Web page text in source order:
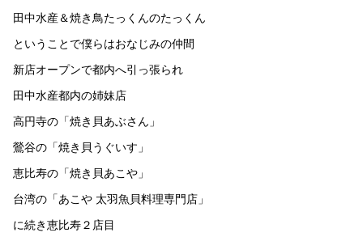
田中水産＆焼き鳥たっくんのたっくん
ということで僕らはおなじみの仲間
新店オープンで都内へ引っ張られ
田中水産都内の姉妹店
高円寺の「焼き貝あぶさん」
鶯谷の「焼き貝うぐいす」
恵比寿の「焼き貝あこや」
台湾の「あこや 太羽魚貝料理専門店」
に続き恵比寿２店目